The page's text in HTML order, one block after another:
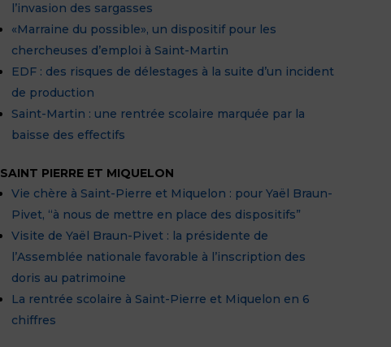
l’invasion des sargasses
«Marraine du possible», un dispositif pour les
chercheuses d’emploi à Saint-Martin
EDF : des risques de délestages à la suite d’un incident
de production
Saint-Martin : une rentrée scolaire marquée par la
baisse des effectifs
SAINT PIERRE ET MIQUELON
Vie chère à Saint-Pierre et Miquelon : pour Yaël Braun-
Pivet, “à nous de mettre en place des dispositifs”
Visite de Yaël Braun-Pivet : la présidente de
l’Assemblée nationale favorable à l’inscription des
doris au patrimoine
La rentrée scolaire à Saint-Pierre et Miquelon en 6
chiffres